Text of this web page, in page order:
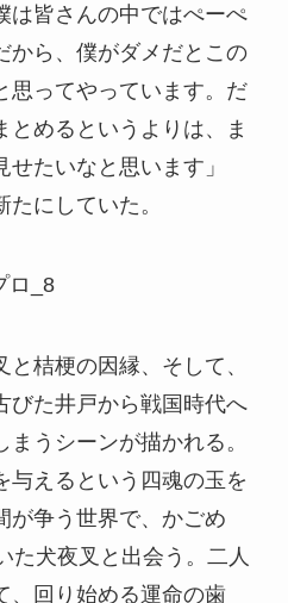
は皆さんの中ではぺーぺ
から、僕がダメだとこの
思ってやっています。だ
とめるというよりは、ま
たいなと思います」
にしていた。
桔梗の因縁、そして、
びた井戸から戦国時代へ
うシーンが描かれる。
与えるという四魂の玉を
が争う世界で、かごめ
た犬夜叉と出会う。二人
、回り始める運命の歯